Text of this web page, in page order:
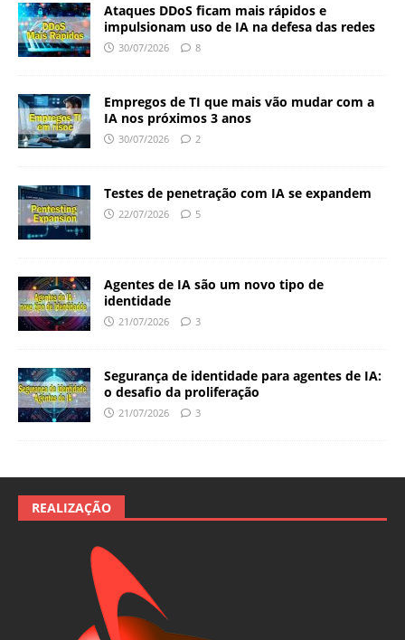
Ataques DDoS ficam mais rápidos e
impulsionam uso de IA na defesa das redes
30/07/2026 8
Empregos de TI que mais vão mudar com a
IA nos próximos 3 anos
30/07/2026 2
Testes de penetração com IA se expandem
22/07/2026 5
Agentes de IA são um novo tipo de
identidade
21/07/2026 3
Segurança de identidade para agentes de IA:
o desafio da proliferação
21/07/2026 3
REALIZAÇÃO